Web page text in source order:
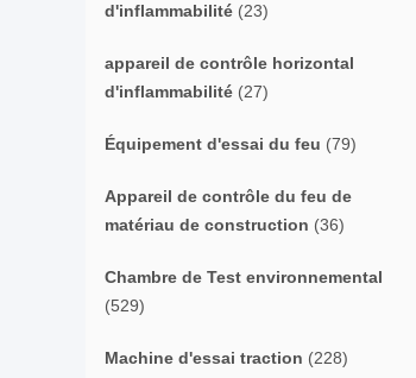
d'inflammabilité (23)
appareil de contrôle horizontal
d'inflammabilité (27)
Équipement d'essai du feu (79)
Appareil de contrôle du feu de
matériau de construction (36)
Chambre de Test environnemental
(529)
Machine d'essai traction (228)